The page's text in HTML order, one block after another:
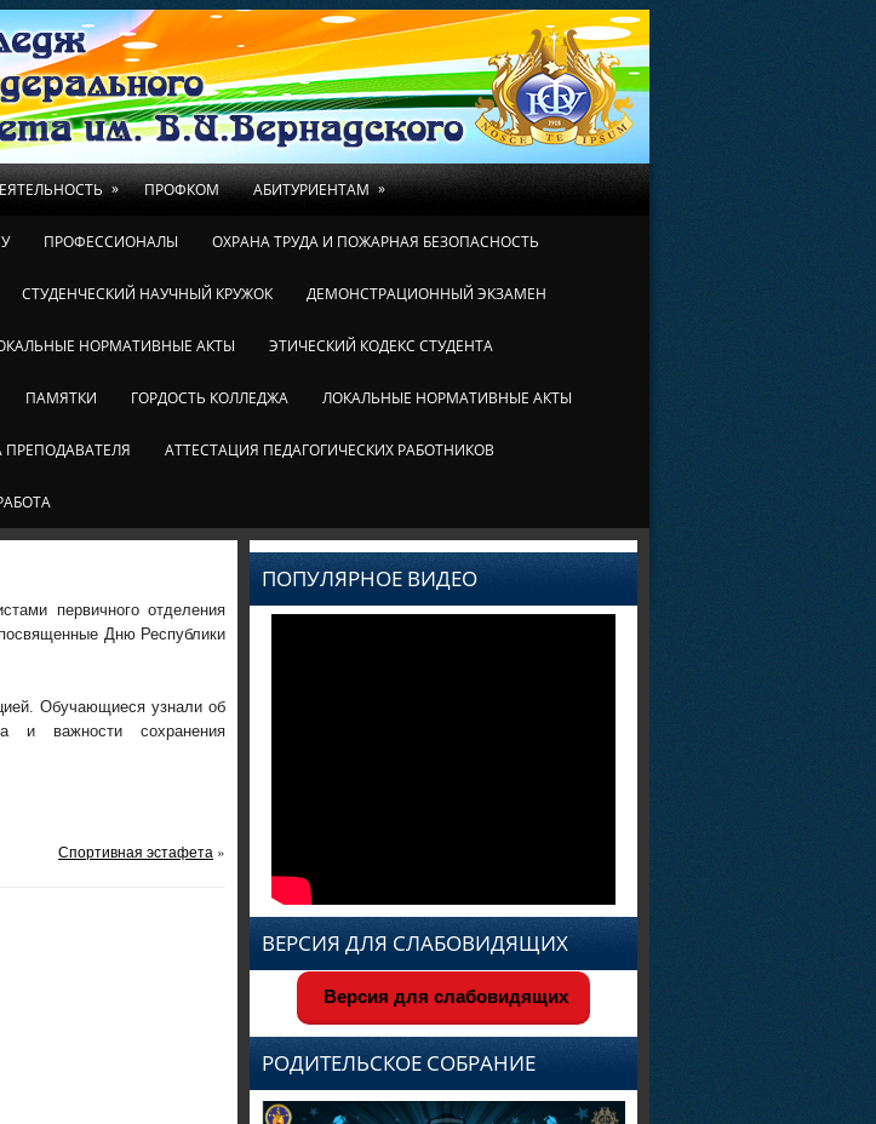
» ПРОФКОМ АБИТУРИЕНТАМ »
ПРОФЕССИОНАЛЫ ОХРАНА ТРУДА И ПОЖАРНАЯ БЕЗОПАСНОСТЬ
СТУДЕНЧЕСКИЙ НАУЧНЫЙ КРУЖОК ДЕМОНСТРАЦИОННЫЙ ЭКЗАМЕН
НОРМАТИВНЫЕ АКТЫ ЭТИЧЕСКИЙ КОДЕКС СТУДЕНТА
ПАМЯТКИ ГОРДОСТЬ КОЛЛЕДЖА ЛОКАЛЬНЫЕ НОРМАТИВНЫЕ АКТЫ
ПРЕПОДАВАТЕЛЯ АТТЕСТАЦИЯ ПЕДАГОГИЧЕСКИХ РАБОТНИКОВ
первичного отделения
Дню Республики
Обучающиеся узнали об
и важности сохранения
Спортивная эстафета »
ПОПУЛЯРНОЕ ВИДЕО
ВЕРСИЯ ДЛЯ СЛАБОВИДЯЩИХ
Версия для слабовидящих
РОДИТЕЛЬСКОЕ СОБРАНИЕ